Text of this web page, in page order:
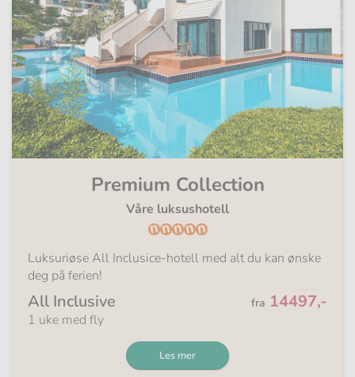
Premium Collection
Våre luksushotell
Luksuriøse All Inclusice-hotell med alt du kan ønske
deg på ferien!
All Inclusive Fra
fra 14497,-
1 uke med fly
Les mer